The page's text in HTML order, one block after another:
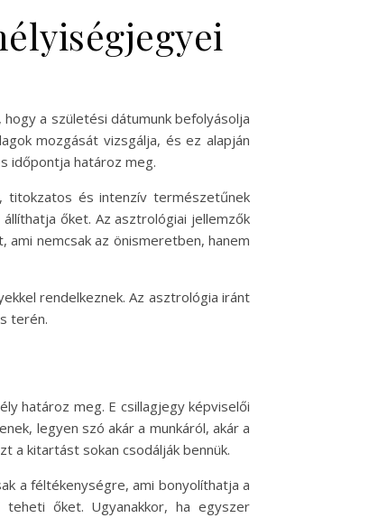
a születési dátumunk befolyásolja
mozgását vizsgálja, és ez alapján
időpontja határoz meg.
titokzatos és intenzív természetűnek
őket. Az asztrológiai jellemzők
nemcsak az önismeretben, hanem
rendelkeznek. Az asztrológia iránt
terén.
határoz meg. E csillagjegy képviselői
legyen szó akár a munkáról, akár a
a kitartást sokan csodálják bennük.
a féltékenységre, ami bonyolíthatja a
teheti őket. Ugyanakkor, ha egyszer